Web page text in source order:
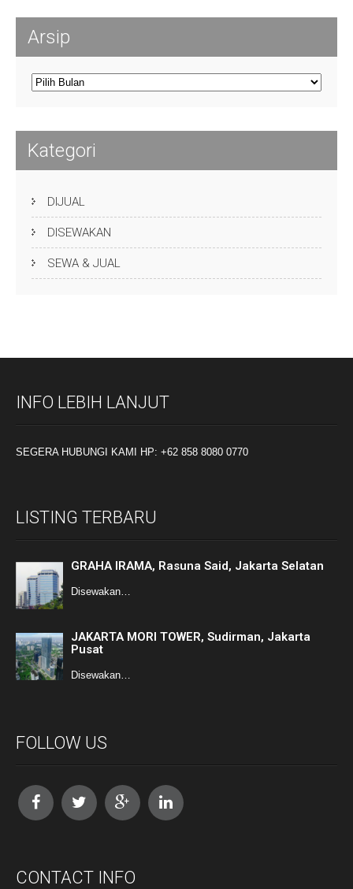
Arsip
Arsip
Kategori
DIJUAL
DISEWAKAN
SEWA & JUAL
INFO LEBIH LANJUT
SEGERA HUBUNGI KAMI HP: +62 858 8080 0770
LISTING TERBARU
GRAHA IRAMA, Rasuna Said, Jakarta Selatan
Disewakan…
JAKARTA MORI TOWER, Sudirman, Jakarta
Pusat
Disewakan…
FOLLOW US
CONTACT INFO